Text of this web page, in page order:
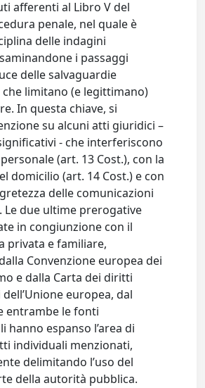
afferenti al Libro V del
penale, nel quale è
delle indagini
i passaggi
delle salvaguardie
limitano (e legittimano)
In questa chiave, si
su alcuni atti giuridici –
- che interferiscono
(art. 13 Cost.), con la
domicilio (art. 14 Cost.) e con
delle comunicazioni
Le due ultime prerogative
in congiunzione con il
privata e familiare,
Convenzione europea dei
e dalla Carta dei diritti
europea, dal
entrambe le fonti
hanno espanso l’area di
individuali menzionati,
delimitando l’uso del
della autorità pubblica.